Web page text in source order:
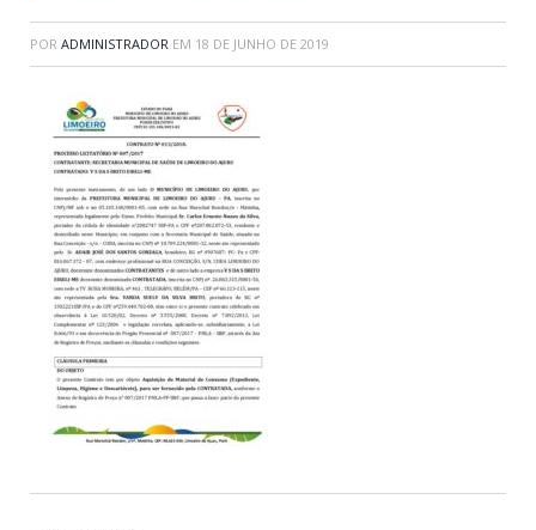
POR ADMINISTRADOR EM 18 DE JUNHO DE 2019